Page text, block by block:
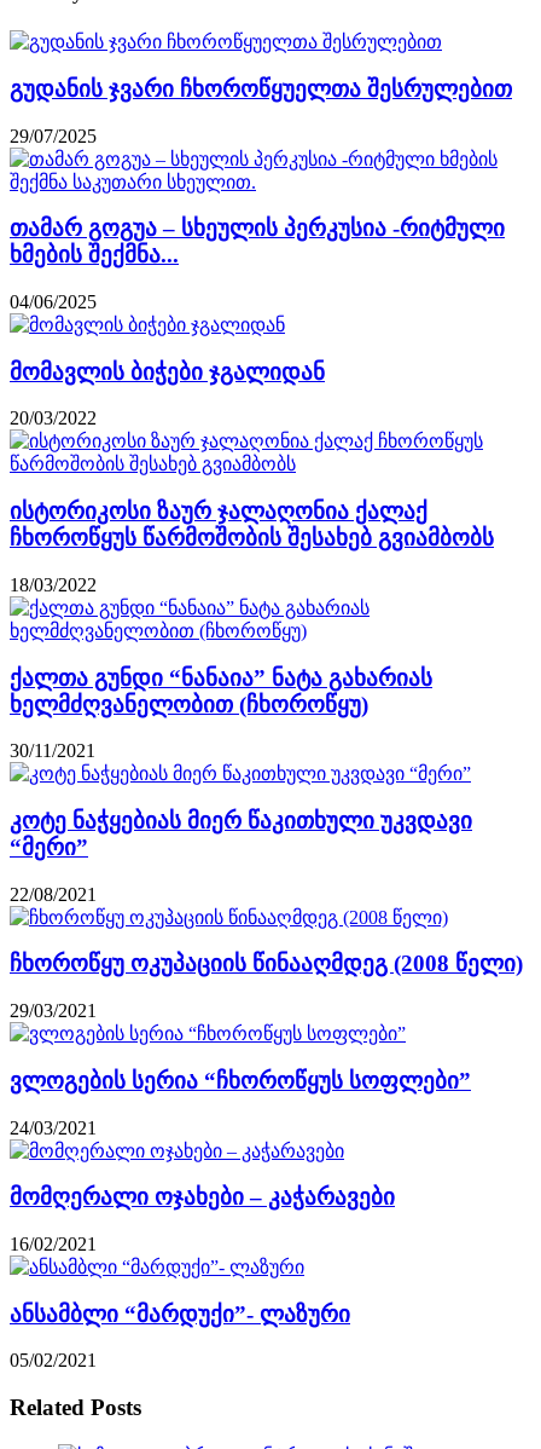
გუდანის ჯვარი ჩხოროწყუელთა შესრულებით
29/07/2025
თამარ გოგუა – სხეულის პერკუსია -რიტმული
ხმების შექმნა...
04/06/2025
მომავლის ბიჭები ჯგალიდან
20/03/2022
ისტორიკოსი ზაურ ჯალაღონია ქალაქ
ჩხოროწყუს წარმოშობის შესახებ გვიამბობს
18/03/2022
ქალთა გუნდი “ნანაია” ნატა გახარიას
ხელმძღვანელობით (ჩხოროწყუ)
30/11/2021
კოტე ნაჭყებიას მიერ წაკითხული უკვდავი
“მერი”
22/08/2021
ჩხოროწყუ ოკუპაციის წინააღმდეგ (2008 წელი)
29/03/2021
ვლოგების სერია “ჩხოროწყუს სოფლები”
24/03/2021
მომღერალი ოჯახები – კაჭარავები
16/02/2021
ანსამბლი “მარდუქი”- ლაზური
05/02/2021
Related Posts